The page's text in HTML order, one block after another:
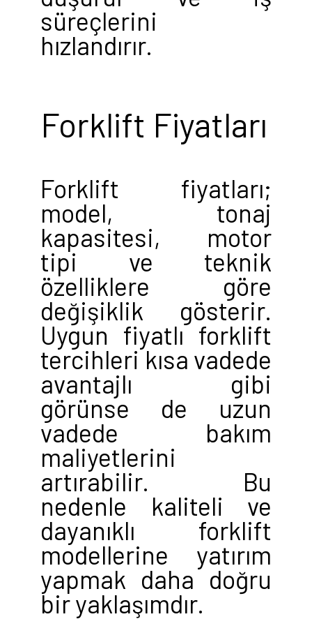
süreçlerini
hızlandırır.
Forklift Fiyatları
Forklift fiyatları;
model, tonaj
kapasitesi, motor
tipi ve teknik
özelliklere göre
değişiklik gösterir.
Uygun fiyatlı forklift
tercihleri kısa vadede
avantajlı gibi
görünse de uzun
vadede bakım
maliyetlerini
artırabilir. Bu
nedenle kaliteli ve
dayanıklı forklift
modellerine yatırım
yapmak daha doğru
bir yaklaşımdır.